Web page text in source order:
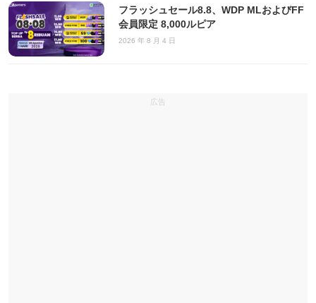
フラッシュセール8.8、WDP MLおよびFF
会員限定 8,000ルピア
2026 年 8 月 4 日
広告